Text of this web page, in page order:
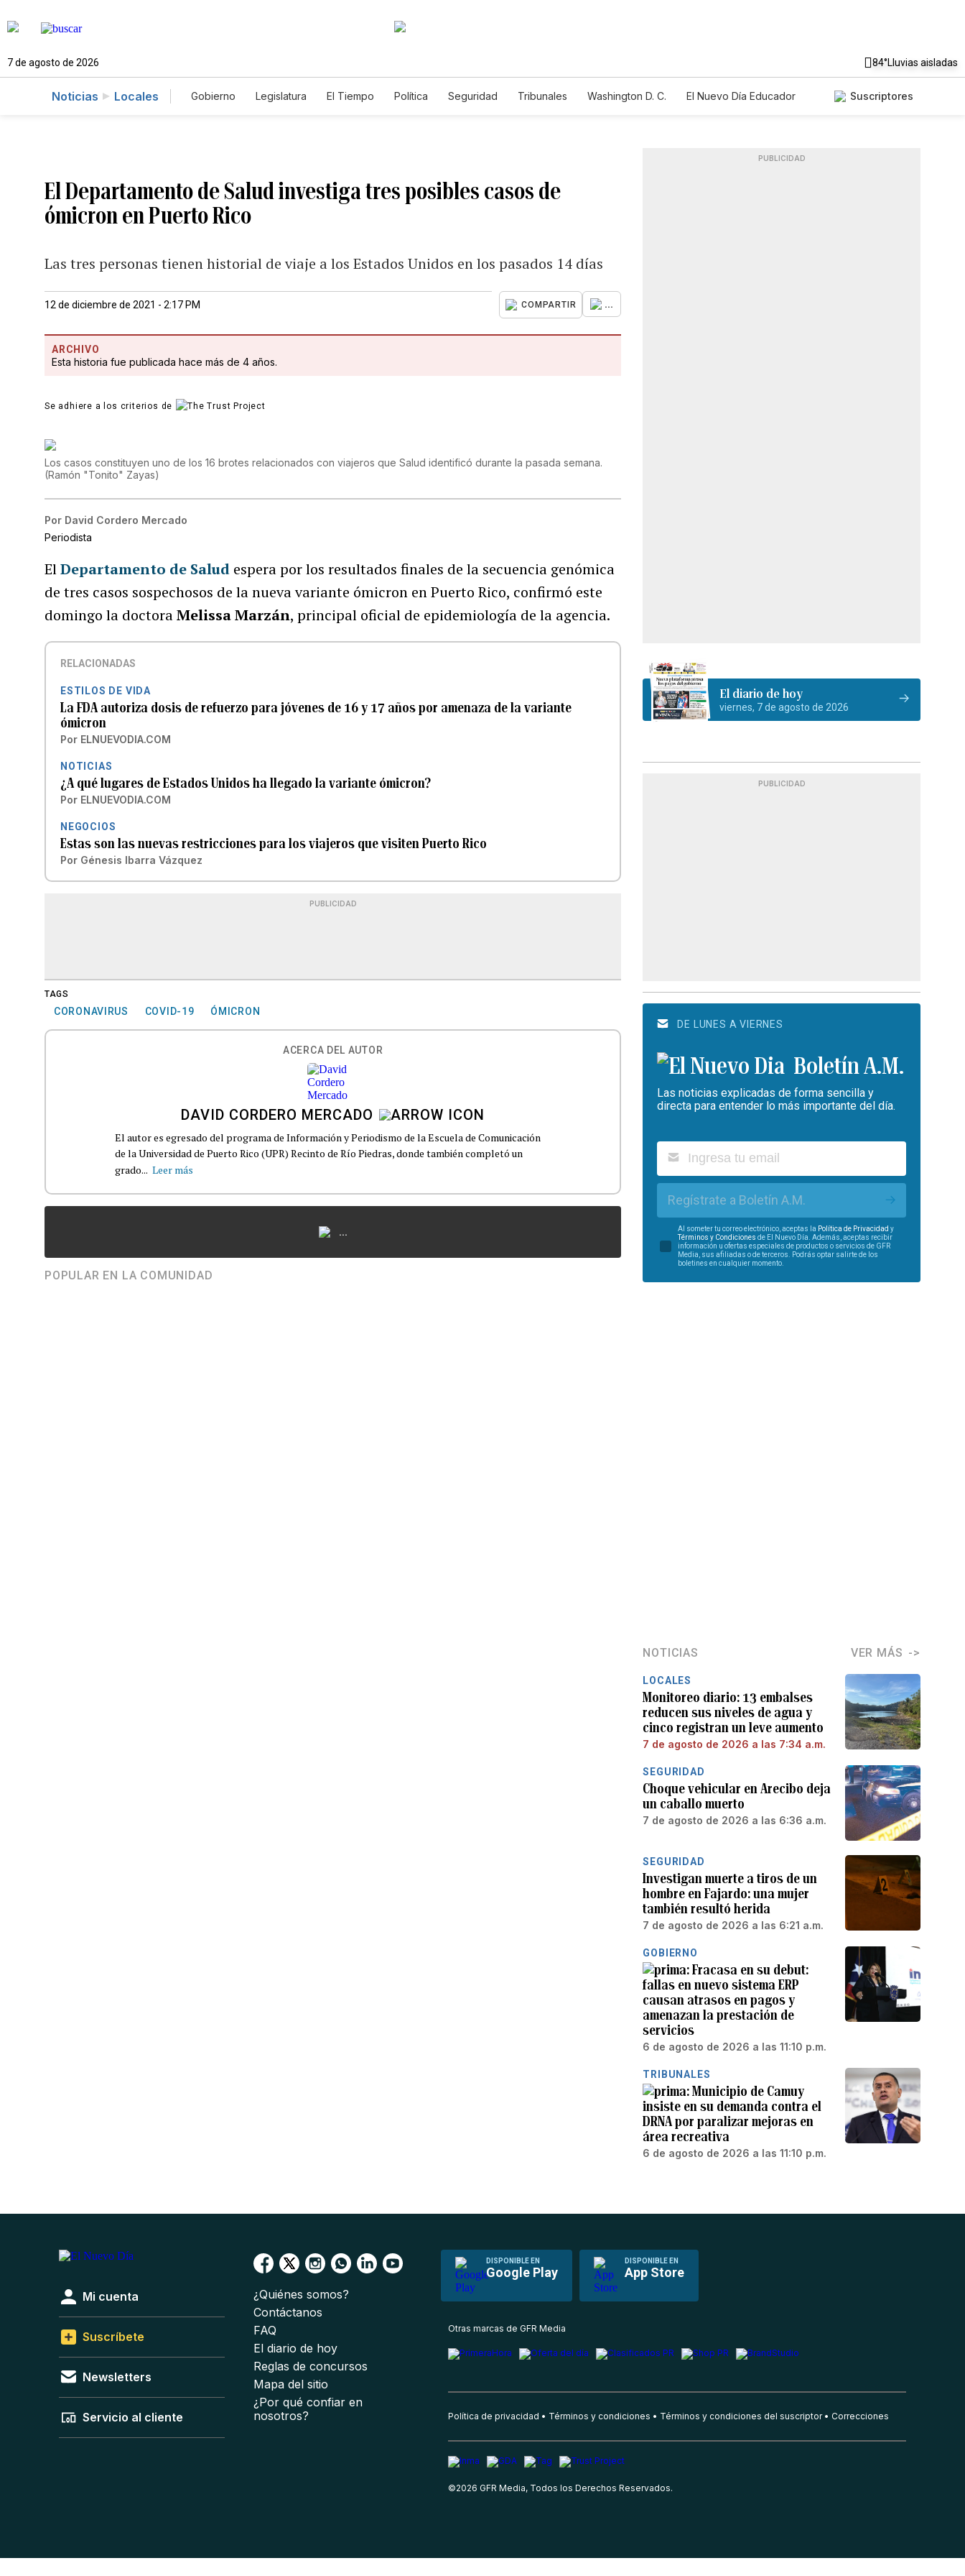
7 de agosto de 2026 84°Lluvias aisladas
Noticias Locales Gobierno Legislatura El Tiempo Política Seguridad Tribunales Washington D. C.
El Nuevo Día Educador
Suscriptores
El Departamento de Salud investiga tres posibles casos de
ómicron en Puerto Rico
Las tres personas tienen historial de viaje a los Estados Unidos en los pasados 14 días
12 de diciembre de 2021 - 2:17 PM COMPARTIR ...
ARCHIVO
Esta historia fue publicada hace más de 4 años.
Se adhiere a los criterios de
Los casos constituyen uno de los 16 brotes relacionados con viajeros que Salud identificó durante la pasada semana.
(Ramón "Tonito" Zayas)
Por David Cordero Mercado
Periodista
ElDepartamento de Salud espera por los resultados finales de la secuencia genómica
de tres casos sospechosos de la nueva variante ómicron en Puerto Rico, confirmó este
domingo la doctoraMelissa Marzán, principal oficial de epidemiología de la agencia.
RELACIONADAS
ESTILOS DE VIDA
La FDA autoriza dosis de refuerzo para jóvenes de 16 y 17 años por amenaza de la variante
ómicron
Por ELNUEVODIA.COM
NOTICIAS
¿A qué lugares de Estados Unidos ha llegado la variante ómicron?
Por ELNUEVODIA.COM
NEGOCIOS
Estas son las nuevas restricciones para los viajeros que visiten Puerto Rico
Por Génesis Ibarra Vázquez
PUBLICIDAD
TAGS
CORONAVIRUS COVID-19 ÓMICRON
ACERCA DEL AUTOR
DAVID CORDERO MERCADO
El autor es egresado del programa de Información y Periodismo de la Escuela de Comunicación
de la Universidad de Puerto Rico (UPR) Recinto de Río Piedras, donde también completó un
grado... Leer más
...
POPULAR EN LA COMUNIDAD
PUBLICIDAD
El diario de hoy
viernes, 7 de agosto de 2026
PUBLICIDAD
DE LUNES A VIERNES
Boletín A.M.
Las noticias explicadas de forma sencilla y
directa para entender lo más importante del día.
Regístrate a Boletín A.M.
Al someter tu correo electrónico, aceptas la Política de Privacidad y
Términos y Condiciones de El Nuevo Día. Además, aceptas recibir
información u ofertas especiales de productos o servicios de GFR
Media, sus afiliadas o de terceros. Podrás optar salirte de los
boletines en cualquier momento.
NOTICIAS VER MÁS
LOCALES
Monitoreo diario: 13 embalses
reducen sus niveles de agua y
cinco registran un leve aumento
7 de agosto de 2026 a las 7:34 a.m.
SEGURIDAD
Choque vehicular en Arecibo deja
un caballo muerto
7 de agosto de 2026 a las 6:36 a.m.
SEGURIDAD
Investigan muerte a tiros de un
hombre en Fajardo: una mujer
también resultó herida
7 de agosto de 2026 a las 6:21 a.m.
GOBIERNO
Fracasa en su debut:
fallas en nuevo sistema ERP
causan atrasos en pagos y
amenazan la prestación de
servicios
6 de agosto de 2026 a las 11:10 p.m.
TRIBUNALES
Municipio de Camuy
insiste en su demanda contra el
DRNA por paralizar mejoras en
área recreativa
6 de agosto de 2026 a las 11:10 p.m.
DISPONIBLE EN
Google Play
DISPONIBLE EN
App Store
Mi cuenta
Suscríbete
Newsletters
Servicio al cliente
¿Quiénes somos?
Contáctanos
FAQ
El diario de hoy
Reglas de concursos
Mapa del sitio
¿Por qué confiar en
nosotros?
Otras marcas de GFR Media
Política de privacidad Términos y condiciones Términos y condiciones del suscriptor Correcciones
©2026 GFR Media, Todos los Derechos Reservados.